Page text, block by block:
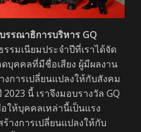
รณาธิการบริหาร GQ
รรมเนียมประจำปีที่เราได้จัด
บุคคลที่มีชื่อเสียง ผู้มีผลงาน
การเปลี่ยนแปลงให้กับสังคม
นี้ เราจึงมอบรางวัล GQ
ให้บุคคลเหล่านี้เป็นแรง
างการเปลี่ยนแปลงให้กับ